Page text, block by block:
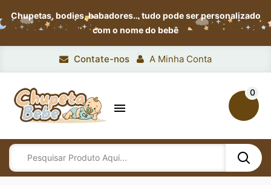
Chupetas, bodies, babadores…tudo pode ser personalizado
com o nome do bebê
Contate-nos A Minha Conta

0